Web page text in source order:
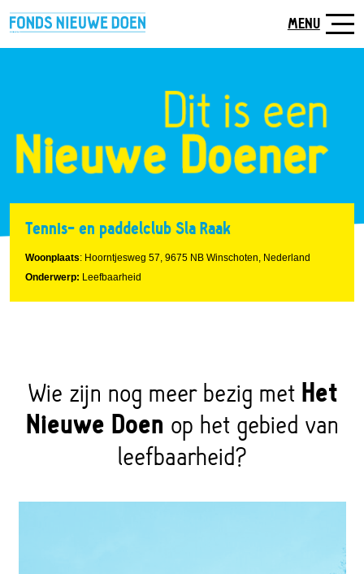
hoofdinhoud
MENU
Tennis- en paddelclub Sla Raak
Woonplaats: Hoorntjesweg 57, 9675 NB Winschoten, Nederland
Onderwerp: Leefbaarheid
Wie zijn nog meer bezig met Het
Nieuwe Doen op het gebied van
leefbaarheid?